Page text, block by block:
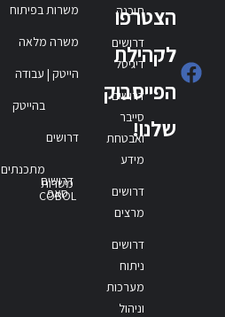
הצטרפו
לקהילת
הפייסבוק
שלנו!
תוכנה
דרושים
דיגיטל
דרושים
סייבר
ואבטחת
מידע
דרושים
מרצים
דרושים
ניתוח
מערכות
וניהול
משרות בפיתוח
משרה מלאה
הייטק | עבודה
בהייטק
דרושים
מתכנתים
דרושים
סאפ
משרות
COBOL